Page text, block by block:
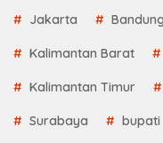
Jakarta Bandung
Kalimantan Barat
Kalimantan Timur
Surabaya bupati